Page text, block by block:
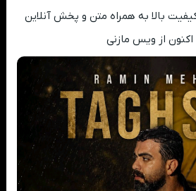
بالا به همراه متن و پخش آنلاین
از ویس مازنی